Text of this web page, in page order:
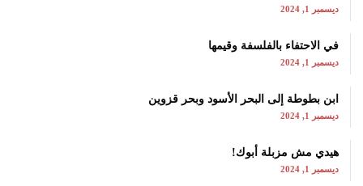
ديسمبر 1, 2024
في الاحتفاء بالفلسفة وقيمها
ديسمبر 1, 2024
ابن بطوطة إلى البحر الأسود وبحر قزوين
ديسمبر 1, 2024
هيدي مش مزبلة أبوك!
ديسمبر 1, 2024